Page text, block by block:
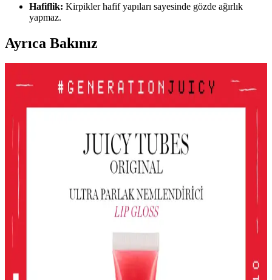
Hafiflik: Kirpikler hafif yapıları sayesinde gözde ağırlık
yapmaz.
Ayrıca Bakınız
Le Mabelle Altın Pembe Beyaz Glitter Simli Kız
Çocuk Jel Farı Pratik ve Işıltılı Göz Makyajı
Deneyimi
Le Mabelle'nin pembe, altın ve beyaz tonlarındaki jel farı, kolay
uygulama ve parlaklık sağlar. Çocuklar için uygun, pratik ve
eğlenceli göz makyajı seçeneği sunar.
Gri ve Akınca Renklerinin Kozmetik ve Makyajda
Kullanımı ve Uygulama İpuçları
Gri ve akınca renkleri, makyajda şıklık ve doğal görünüm sağlar.
Uygulama teknikleri ve renk uyumu ile farklı tarzlar
yakalayabilirsiniz.
Alerji Dostu ve Doğal Makyaj Ürünleri: Güvenle
Kullanabileceğiniz En İyi Seçenekler